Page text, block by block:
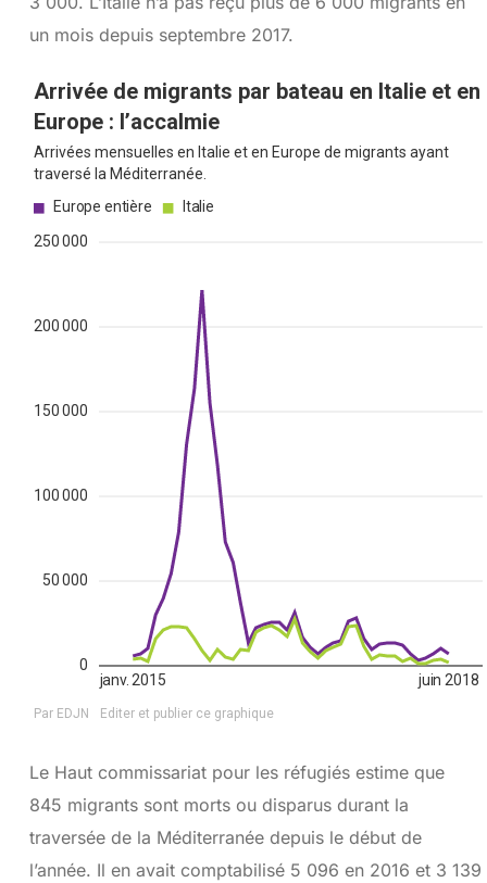
un mois depuis septembre 2017.
Le Haut commissariat pour les réfugiés estime que
845 migrants sont morts ou disparus durant la
traversée de la Méditerranée depuis le début de
l’année. Il en avait comptabilisé 5 096 en 2016 et 3 139